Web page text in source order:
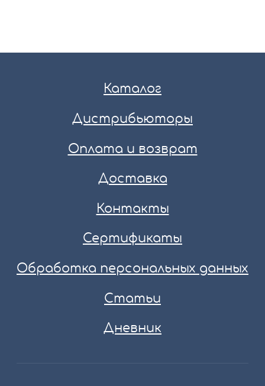
Каталог
Дистрибьюторы
Оплата и возврат
Доставка
Контакты
Сертификаты
Обработка персональных данных
Статьи
Дневник